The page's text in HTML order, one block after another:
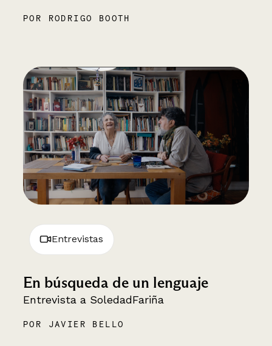
POR RODRIGO BOOTH
Entrevistas
En búsqueda de un lenguaje
Entrevista a SoledadFariña
POR JAVIER BELLO